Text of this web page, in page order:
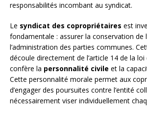
responsabilités incombant au syndicat.
Le syndicat des copropriétaires est
fondamentale : assurer la conservation de
l’administration des parties communes.
découle directement de l’article 14 de la loi
confère la personnalité civile et la
Cette personnalité morale permet aux
d’engager des poursuites contre l’entité
nécessairement viser individuellement